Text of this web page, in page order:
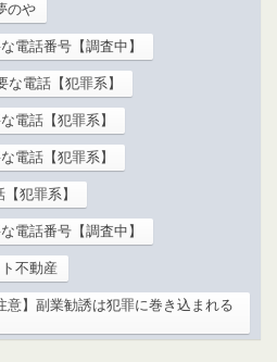
のや
電話番号【調査中】
電話【犯罪系】
電話【犯罪系】
電話【犯罪系】
犯罪系】
電話番号【調査中】
不動産
意】副業勧誘は犯罪に巻き込まれる